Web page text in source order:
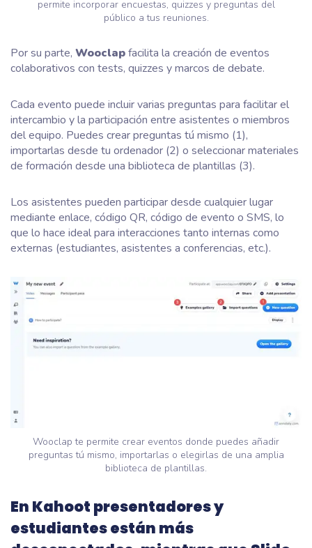
permite incorporar encuestas, quizzes y preguntas del
público a tus reuniones.
Por su parte, Wooclapfacilita la creación de eventos
colaborativos con tests, quizzes y marcos de debate.
Cada evento puede incluir varias preguntas para facilitar el
intercambio y la participación entre asistentes o miembros
del equipo. Puedes crear preguntas tú mismo (1),
importarlas desde tu ordenador (2) o seleccionar materiales
de formación desde una biblioteca de plantillas (3).
Los asistentes pueden participar desde cualquier lugar
mediante enlace, código QR, código de evento o SMS, lo
que lo hace ideal para interacciones tanto internas como
externas (estudiantes, asistentes a conferencias, etc.).
Wooclap te permite crear eventos donde puedes añadir
preguntas tú mismo, importarlas o elegirlas de una amplia
biblioteca de plantillas.
En Kahoot presentadores y
estudiantes están más